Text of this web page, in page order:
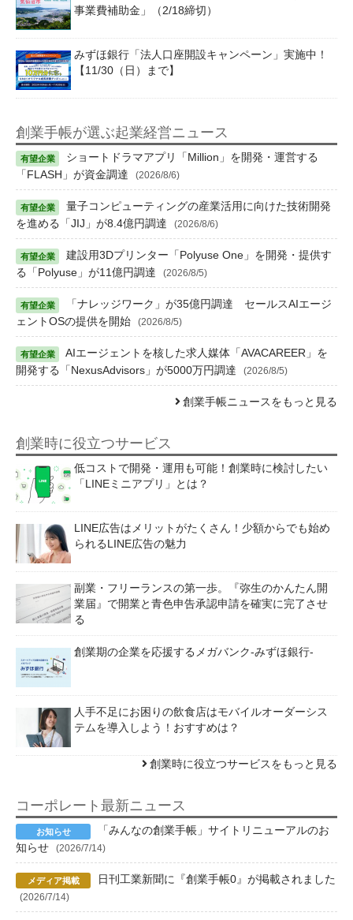
事業費補助金」（2/18締切）
みずほ銀行「法人口座開設キャンペーン」実施中！
【11/30（日）まで】
創業手帳が選ぶ起業経営ニュース
ショートドラマアプリ「Million」を開発・運営する
「FLASH」が資金調達
(2026/8/6)
量子コンピューティングの産業活用に向けた技術開発
を進める「JIJ」が8.4億円調達
(2026/8/6)
建設用3Dプリンター「Polyuse One」を開発・提供す
る「Polyuse」が11億円調達
(2026/8/5)
「ナレッジワーク」が35億円調達 セールスAIエージ
ェントOSの提供を開始
(2026/8/5)
AIエージェントを核した求人媒体「AVACAREER」を
開発する「NexusAdvisors」が5000万円調達
(2026/8/5)
創業手帳ニュースをもっと見る
創業時に役立つサービス
低コストで開発・運用も可能！創業時に検討したい
「LINEミニアプリ」とは？
LINE広告はメリットがたくさん！少額からでも始め
られるLINE広告の魅力
副業・フリーランスの第一歩。『弥生のかんたん開
業届』で開業と青色申告承認申請を確実に完了させ
る
創業期の企業を応援するメガバンク-みずほ銀行-
人手不足にお困りの飲食店はモバイルオーダーシス
テムを導入しよう！おすすめは？
創業時に役立つサービスをもっと見る
コーポレート最新ニュース
「みんなの創業手帳」サイトリニューアルのお
知らせ
(2026/7/14)
日刊工業新聞に『創業手帳0』が掲載されました
(2026/7/14)